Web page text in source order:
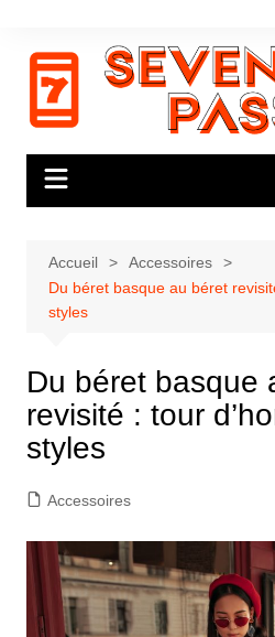
contenu
Accueil
Accessoires
Du béret basque au béret
styles
Du béret basque
revisité : tour
styles
Accessoires